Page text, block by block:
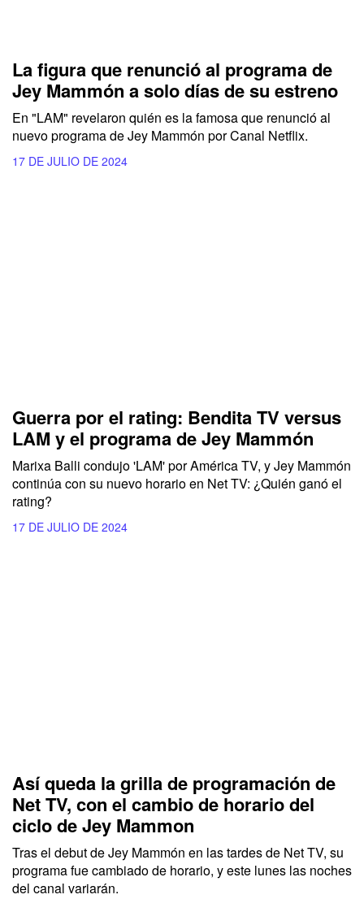
La figura que renunció al programa de
Jey Mammón a solo días de su estreno
En "LAM" revelaron quién es la famosa que renunció al
nuevo programa de Jey Mammón por Canal Netflix.
17 DE JULIO DE 2024
Guerra por el rating: Bendita TV versus
LAM y el programa de Jey Mammón
Marixa Balli condujo 'LAM' por América TV, y Jey Mammón
continúa con su nuevo horario en Net TV: ¿Quién ganó el
rating?
17 DE JULIO DE 2024
Así queda la grilla de programación de
Net TV, con el cambio de horario del
ciclo de Jey Mammon
Tras el debut de Jey Mammón en las tardes de Net TV, su
programa fue cambiado de horario, y este lunes las noches
del canal variarán.